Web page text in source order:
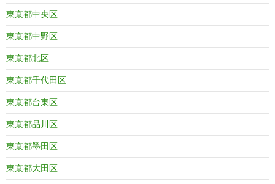
東京都中央区
東京都中野区
東京都北区
東京都千代田区
東京都台東区
東京都品川区
東京都墨田区
東京都大田区